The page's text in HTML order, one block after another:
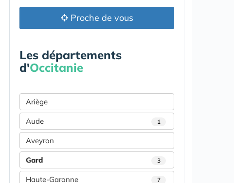
Proche de vous
Les départements
d'Occitanie
Ariège
Aude 1
Aveyron
Gard 3
Haute-Garonne 7